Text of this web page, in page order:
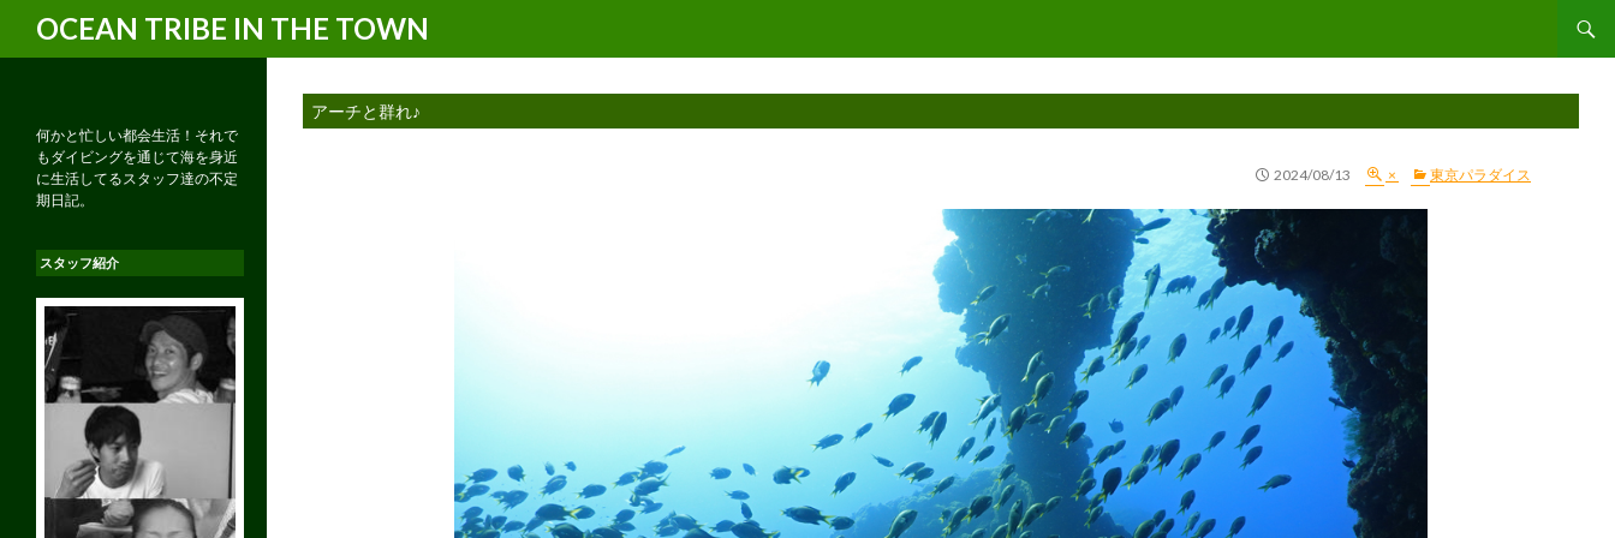
OCEAN TRIBE IN THE TOWN
アーチと群れ♪
2024/08/13 × 東京パラダイス
何かと忙しい都会生活！それで
もダイビングを通じて海を身近
に生活してるスタッフ達の不定
期日記。
スタッフ紹介